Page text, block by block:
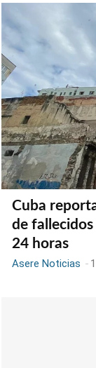
Cuba
de
24 horas
Asere Noticias -